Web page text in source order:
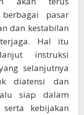
pasar
dan kestabilan
Hal itu
instruksi
selanjutnya
diatensi dan
siap dalam
kebijakan